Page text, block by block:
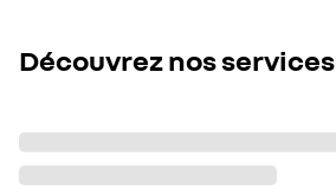
Découvrez nos services